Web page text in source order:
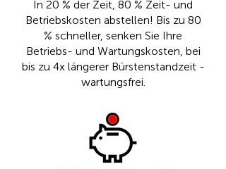
In 20 % der Zeit, 80 % Zeit- und
Betriebskosten abstellen! Bis zu 80
% schneller, senken Sie Ihre
Betriebs- und Wartungskosten, bei
bis zu 4x längerer Bürstenstandzeit -
wartungsfrei.